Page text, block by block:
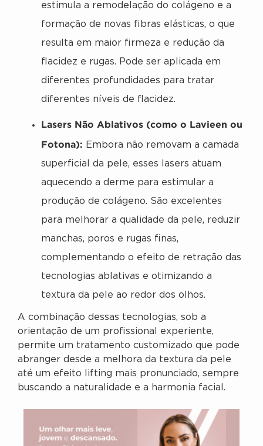
estimula a remodelação do colágeno e a
formação de novas fibras elásticas, o que
resulta em maior firmeza e redução da
flacidez e rugas. Pode ser aplicada em
diferentes profundidades para tratar
diferentes níveis de flacidez.
Lasers Não Ablativos (como o Lavieen ou
Fotona): Embora não removam a camada
superficial da pele, esses lasers atuam
aquecendo a derme para estimular a
produção de colágeno. São excelentes
para melhorar a qualidade da pele, reduzir
manchas, poros e rugas finas,
complementando o efeito de retração das
tecnologias ablativas e otimizando a
textura da pele ao redor dos olhos.
A combinação dessas tecnologias, sob a
orientação de um profissional experiente,
permite um tratamento customizado que pode
abranger desde a melhora da textura da pele
até um efeito lifting mais pronunciado, sempre
buscando a naturalidade e a harmonia facial.